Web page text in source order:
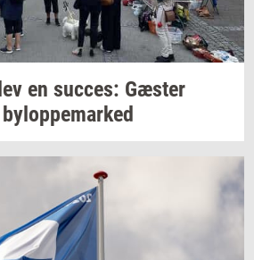
en suc­ces: Gæ­ster
by­l­op­pe­mar­ked